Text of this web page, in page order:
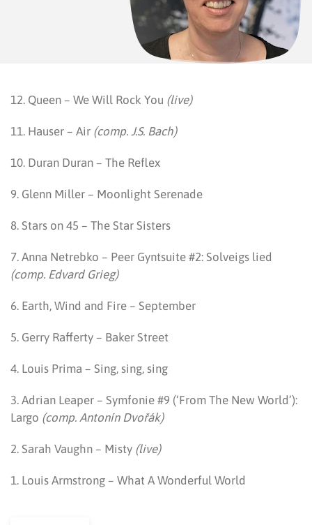
12. Queen – We Will Rock You (live)
11. Hauser – Air (comp. J.S. Bach)
10. Duran Duran – The Reflex
9. Glenn Miller – Moonlight Serenade
8. Stars on 45 – The Star Sisters
7. Anna Netrebko – Peer Gyntsuite #2: Solveigs lied
(comp. Edvard Grieg)
6. Earth, Wind and Fire – September
5. Gerry Rafferty – Baker Street
4. Louis Prima – Sing, sing, sing
3. Adrian Leaper – Symfonie #9 (‘From The New World’):
Largo (comp. Antonín Dvořák)
2. Sarah Vaughn – Misty (live)
1. Louis Armstrong – What A Wonderful World